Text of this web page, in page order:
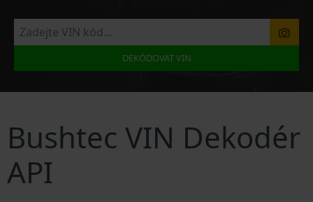
DEKÓDOVAT VIN
Bushtec VIN Dekodér
API